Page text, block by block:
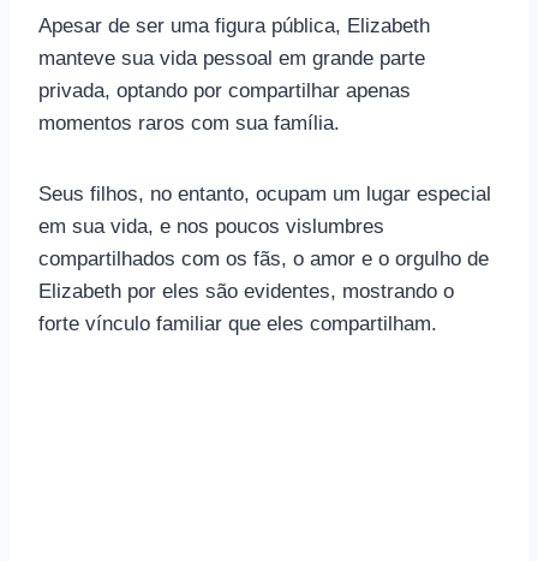
Apesar de ser uma figura pública, Elizabeth
manteve sua vida pessoal em grande parte
privada, optando por compartilhar apenas
momentos raros com sua família.
Seus filhos, no entanto, ocupam um lugar especial
em sua vida, e nos poucos vislumbres
compartilhados com os fãs, o amor e o orgulho de
Elizabeth por eles são evidentes, mostrando o
forte vínculo familiar que eles compartilham.